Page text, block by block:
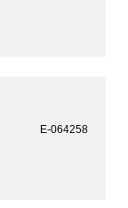
E-064258